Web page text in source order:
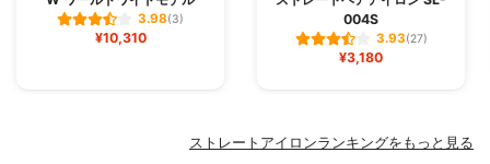
3.98(3)
¥10,310
004S
3.93(27)
¥3,180
ストレートアイロンランキングをもっと見る